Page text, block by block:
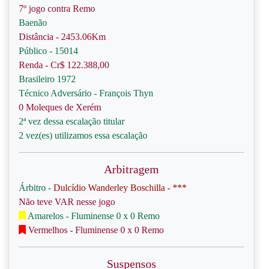
7º jogo contra Remo
Baenão
Distância - 2453.06Km
Público - 15014
Renda - Cr$ 122.388,00
Brasileiro 1972
Técnico Adversário - François Thyn
0 Moleques de Xerém
2ª vez dessa escalação titular
2 vez(es) utilizamos essa escalação
Arbitragem
Árbitro - Dulcídio Wanderley Boschilla - ***
Não teve VAR nesse jogo
Amarelos - Fluminense 0 x 0 Remo
Vermelhos - Fluminense 0 x 0 Remo
Suspensos